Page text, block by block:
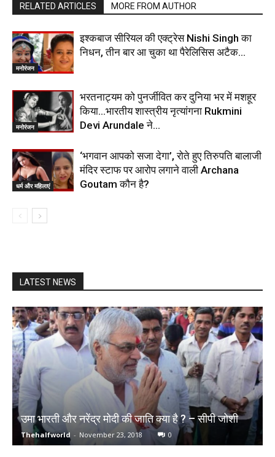
RELATED ARTICLES MORE FROM AUTHOR
मनोरंजन
इश्कबाज सीरियल की एक्ट्रेस Nishi Singh का
निधन, तीन बार आ चुका था पैरेलिसिस अटैक…
मनोरंजन
भरतनाट्यम को पुनर्जीवित कर दुनिया भर में मशहूर
किया…भारतीय शास्त्रीय नृत्यांगना Rukmini
Devi Arundale ने…
धर्म और महिलाएं
‘भगवान आपको सजा देगा’, रोते हुए तिरुपति बालाजी
मंदिर स्टाफ पर आरोप लगाने वाली Archana
Goutam कौन है?
LATEST NEWS
उमा भारती और नरेंद्र मोदी की जाति क्या है ? – सीपी जोशी
Thehalfworld - November 23, 2018 0